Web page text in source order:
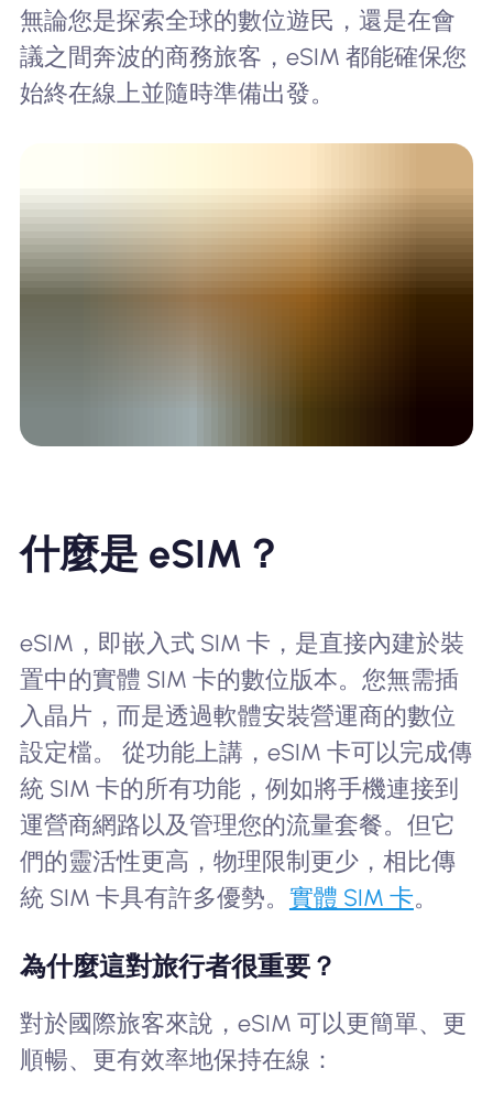
無論您是探索全球的數位遊民，還是在會
議之間奔波的商務旅客，eSIM 都能確保您
始終在線上並隨時準備出發。
什麼是 eSIM？
eSIM，即嵌入式 SIM 卡，是直接內建於裝
置中的實體 SIM 卡的數位版本。您無需插
入晶片，而是透過軟體安裝營運商的數位
設定檔。 從功能上講，eSIM 卡可以完成傳
統 SIM 卡的所有功能，例如將手機連接到
運營商網路以及管理您的流量套餐。但它
們的靈活性更高，物理限制更少，相比傳
統 SIM 卡具有許多優勢。 實體 SIM 卡。
為什麼這對旅行者很重要？
對於國際旅客來說，eSIM 可以更簡單、更
順暢、更有效率地保持在線：